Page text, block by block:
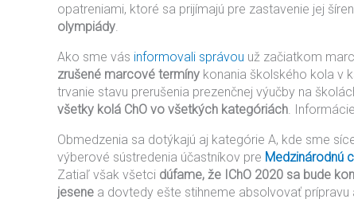
opatreniami, ktoré sa prijímajú pre zastavenie jej
olympiády.
Ako sme vás informovali správou už začiatkom
zrušené marcové termíny konania školského kola v
trvanie stavu prerušenia prezenčnej výučby na
všetky kolá ChO vo všetkých kategóriách.
Obmedzenia sa dotýkajú aj kategórie A, kde sme
výberové sústredenia účastníkov pre Medzinárodnú
Zatiaľ však všetci dúfame, že IChO 2020 sa bude
jesene a dovtedy ešte stihneme absolvovať